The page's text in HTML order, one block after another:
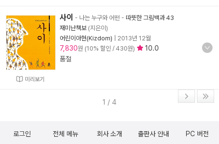
미리보기
사이 - 나는 누구와 어떤 - 따뜻한 그림백과 43
재미난책보 (지은이)
어린이아현(Kizdom)
2013년 12월
7,830원 (10% 할인 / 430원)
10.0
품절
1 / 4
로그인 전체 메뉴 회사 소개 출판사 안내 PC 버전